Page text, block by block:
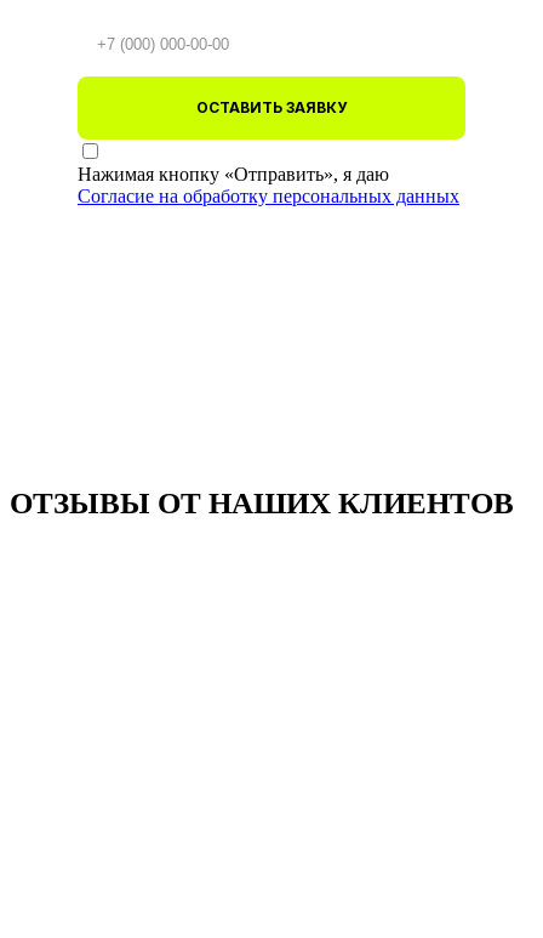
ОСТАВИТЬ ЗАЯВКУ
Нажимая кнопку «Отправить», я даю
Согласие на обработку персональных данных
ОТЗЫВЫ ОТ НАШИХ КЛИЕНТОВ